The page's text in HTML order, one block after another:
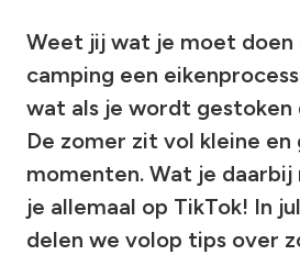
Weet jij wat je moet doen
camping een
wat als je wordt gestoken
De zomer zit vol kleine
momenten. Wat je
je allemaal op TikTok! In
delen we volop tips over